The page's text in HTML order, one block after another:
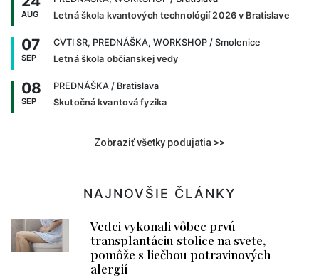
AUG
Letná škola kvantových technológií 2026 v Bratislave
07
SEP
CVTI SR, PREDNÁŠKA, WORKSHOP / Smolenice
Letná škola občianskej vedy
08
SEP
PREDNÁŠKA / Bratislava
Skutočná kvantová fyzika
Zobraziť všetky podujatia >>
NAJNOVŠIE ČLÁNKY
Vedci vykonali vôbec prvú
transplantáciu stolice na svete,
pomôže s liečbou potravinových
alergií